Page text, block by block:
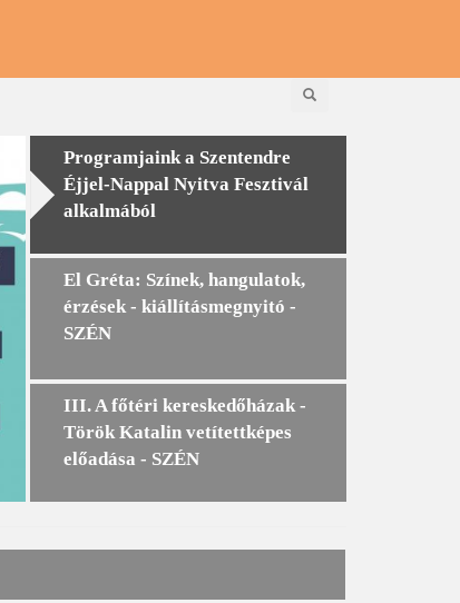
Keresés
Programjaink a Szentendre
Éjjel-Nappal Nyitva Fesztivál
alkalmából
El Gréta: Színek, hangulatok,
érzések - kiállításmegnyitó -
SZÉN
III. A főtéri kereskedőházak -
Török Katalin vetítettképes
előadása - SZÉN